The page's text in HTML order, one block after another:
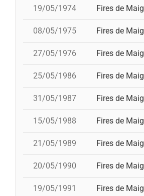
19/05/1974 Fires de Maig
08/05/1975 Fires de Maig
27/05/1976 Fires de Maig
25/05/1986 Fires de Maig
31/05/1987 Fires de Maig
15/05/1988 Fires de Maig
21/05/1989 Fires de Maig
20/05/1990 Fires de Maig
19/05/1991 Fires de Maig